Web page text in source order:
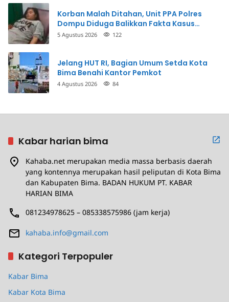
Korban Malah Ditahan, Unit PPA Polres
Dompu Diduga Balikkan Fakta Kasus
Penganiayaan
5 Agustus 2026 122
Jelang HUT RI, Bagian Umum Setda Kota
Bima Benahi Kantor Pemkot
4 Agustus 2026 84
Kabar harian bima
Kahaba.net merupakan media massa berbasis daerah
yang kontennya merupakan hasil peliputan di Kota Bima
dan Kabupaten Bima. BADAN HUKUM PT. KABAR
HARIAN BIMA
081234978625 – 085338575986 (jam kerja)
kahaba.info@gmail.com
Kategori Terpopuler
Kabar Bima
Kabar Kota Bima